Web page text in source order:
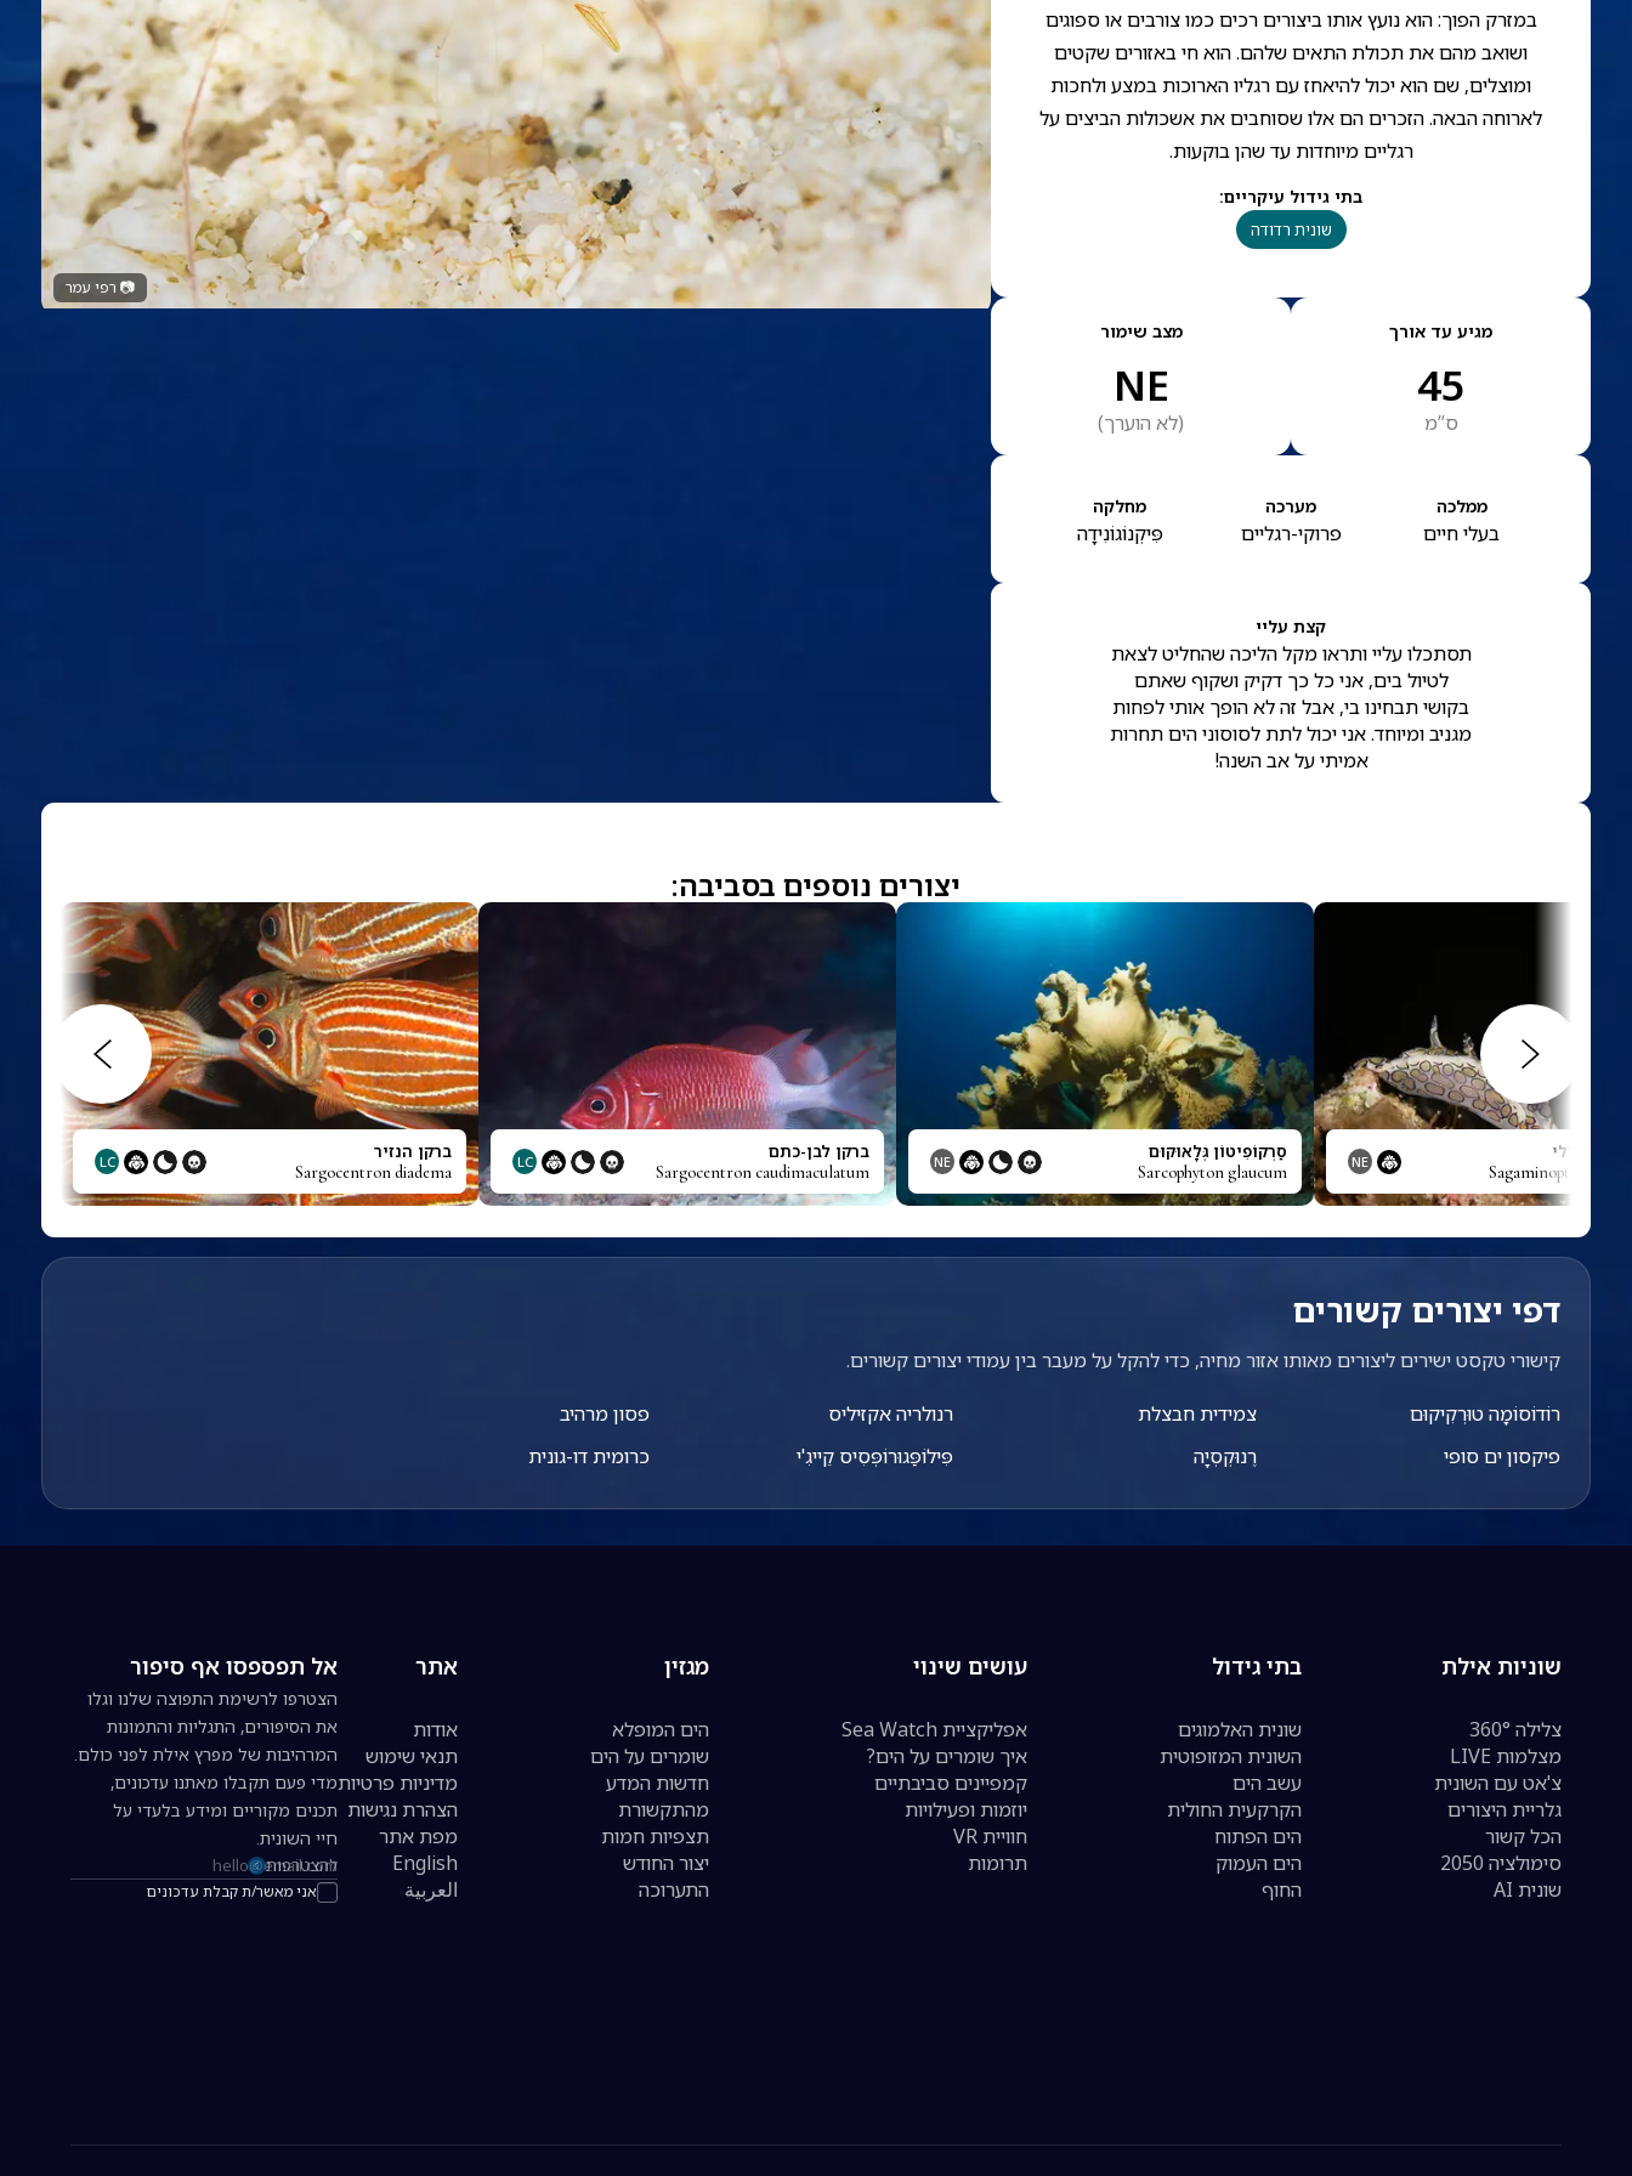
📷 רפי עמר
במזרק הפוך: הוא נועץ אותו ביצורים רכים כמו צורבים או ספוגים
ושואב מהם את תכולת התאים שלהם. הוא חי באזורים שקטים
ומוצלים, שם הוא יכול להיאחז עם רגליו הארוכות במצע ולחכות
לארוחה הבאה. הזכרים הם אלו שסוחבים את אשכולות הביצים על
רגליים מיוחדות עד שהן בוקעות.
בתי גידול עיקריים:
שונית רדודה
מגיע עד אורך
45
ס”מ
מצב שימור
NE
(לא הוערך)
ממלכה
בעלי חיים
מערכה
פרוקי-רגליים
מחלקה
פִּיקְנוֹגוֹנִידָה
קצת עליי
תסתכלו עליי ותראו מקל הליכה שהחליט לצאת
לטיול בים, אני כל כך דקיק ושקוף שאתם
בקושי תבחינו בי, אבל זה לא הופך אותי לפחות
מגניב ומיוחד. אני יכול לתת לסוסוני הים תחרות
אמיתי על אב השנה!
יצורים נוספים בסביבה:
פסיכדלי
Sagaminopteron
NE סַרְקוֹפִיטוֹן גְּלָאוּקוּם
Sarcophyton glaucum
NE ברקן לבן-כתם
Sargocentron caudimaculatum
LC ברקן הנזיר
Sargocentron diadema
LC
דפי יצורים קשורים
קישורי טקסט ישירים ליצורים מאותו אזור מחיה, כדי להקל על מעבר בין עמודי יצורים קשורים.
רוֹדוֹסוֹמָה טוּרְקִיקוּם
פיקסון ים סופי
צמידית חבצלת
רֶנוּקְסְיָה
רנולריה אקזיליס
פִּילוֹפַּגוּרוֹפְּסִיס קֵייגִ'י
פסון מרהיב
כרומית דו-גונית
שוניות אילת
צלילה 360°
מצלמות LIVE
צ'אט עם השונית
גלריית היצורים
הכל קשור
סימולציה 2050
שונית AI
בתי גידול
שונית האלמוגים
השונית המזופוטית
עשב הים
הקרקעית החולית
הים הפתוח
הים העמוק
החוף
עושים שינוי
אפליקציית Sea Watch
איך שומרים על הים?
קמפיינים סביבתיים
יוזמות ופעילויות
חוויית VR
תרומות
מגזין
הים המופלא
שומרים על הים
חדשות המדע
מהתקשורת
תצפיות חמות
יצור החודש
התערוכה
אתר
אודות
תנאי שימוש
מדיניות פרטיות
הצהרת נגישות
מפת אתר
English
العربية
אל תפספסו אף סיפור
הצטרפו לרשימת התפוצה שלנו וגלו
את הסיפורים, התגליות והתמונות
המרהיבות של מפרץ אילת לפני כולם.
מדי פעם תקבלו מאתנו עדכונים,
תכנים מקוריים ומידע בלעדי על
חיי השונית.
כתובת אימייל להרשמה לניוזלטר
אני מאשר/ת קבלת עדכונים
להצטרפות